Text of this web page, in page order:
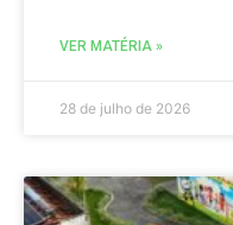
VER MATÉRIA »
28 de julho de 2026